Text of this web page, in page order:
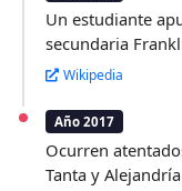
Un estudiante
secundaria
Wikipedia
Año 2017
Ocurren
Tanta y